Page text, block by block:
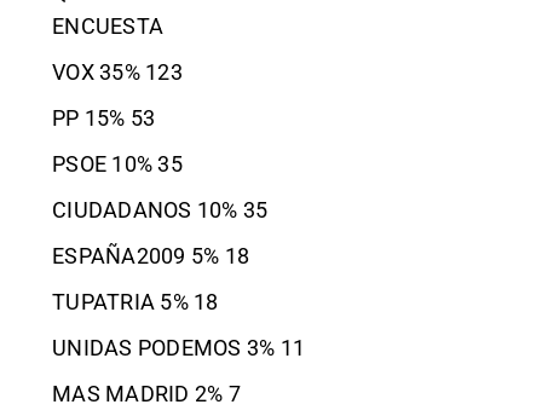
ENCUESTA
VOX 35% 123
PP 15% 53
PSOE 10% 35
CIUDADANOS 10% 35
ESPAÑA2009 5% 18
TUPATRIA 5% 18
UNIDAS PODEMOS 3% 11
MAS MADRID 2% 7